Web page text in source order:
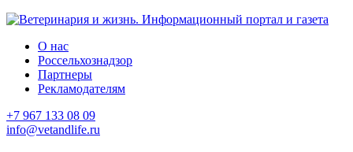
О нас
Россельхознадзор
Партнеры
Рекламодателям
+7 967 133 08 09
info@vetandlife.ru